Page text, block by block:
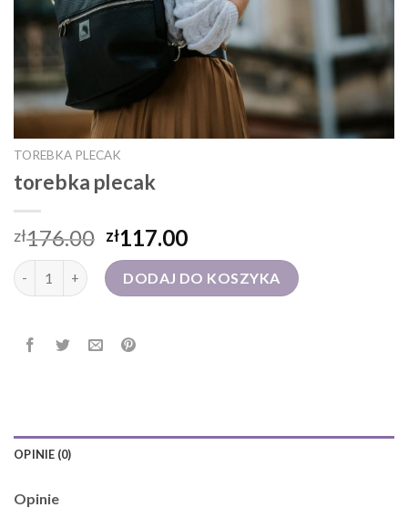
TOREBKA PLECAK
torebka plecak
zł176.00 zł117.00
ilość torebka plecakDODAJ DO KOSZYKA
OPINIE (0)
Opinie